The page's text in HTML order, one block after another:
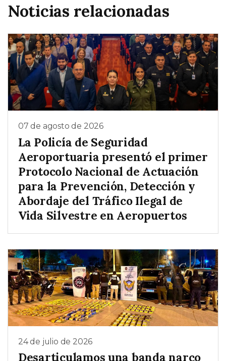
Noticias relacionadas
07 de agosto de 2026
La Policía de Seguridad
Aeroportuaria presentó el primer
Protocolo Nacional de Actuación
para la Prevención, Detección y
Abordaje del Tráfico Ilegal de
Vida Silvestre en Aeropuertos
24 de julio de 2026
Desarticulamos una banda narco